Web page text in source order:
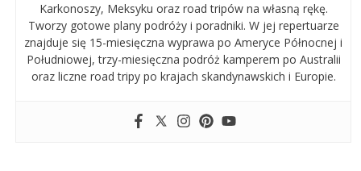
Karkonoszy, Meksyku oraz road tripów na własną rękę.
Tworzy gotowe plany podróży i poradniki. W jej repertuarze
znajduje się 15-miesięczna wyprawa po Ameryce Północnej i
Południowej, trzy-miesięczna podróż kamperem po Australii
oraz liczne road tripy po krajach skandynawskich i Europie.